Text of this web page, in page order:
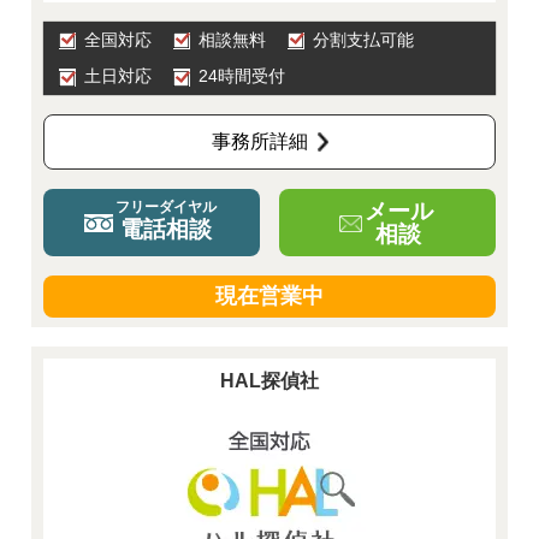
全国対応 相談無料
分割支払可能
土日対応
24時間受付
事務所詳細
フリーダイヤル
電話相談
メール
相談
現在営業中
HAL探偵社